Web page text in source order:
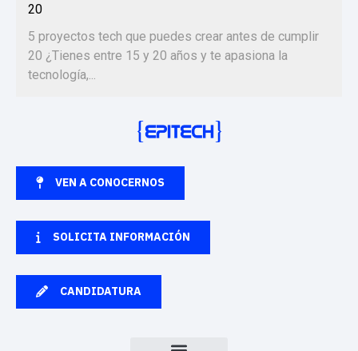
20
5 proyectos tech que puedes crear antes de cumplir
20 ¿Tienes entre 15 y 20 años y te apasiona la
tecnología,...
VEN A CONOCERNOS
SOLICITA INFORMACIÓN
CANDIDATURA